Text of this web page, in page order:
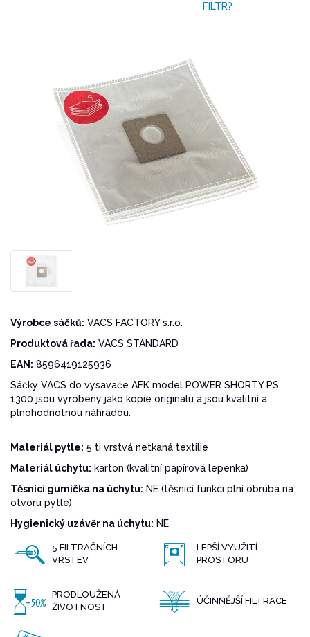
FILTR?
Výrobce sáčků: VACS FACTORY s.r.o.
Produktová řada: VACS STANDARD
EAN: 8596419125936
Sáčky VACS do vysavače AFK model POWER SHORTY PS
1300 jsou vyrobeny jako kopie originálu a jsou kvalitní a
plnohodnotnou náhradou.
Materiál pytle: 5 ti vrstvá netkaná textilie
Materiál úchytu: karton (kvalitní papírová lepenka)
Těsnící gumička na úchytu: NE (těsnící funkci plní obruba na
otvoru pytle)
Hygienický uzávěr na úchytu: NE
5 FILTRAČNÍCH
VRSTEV
LEPŠÍ VYUŽITÍ
PROSTORU
PRODLOUŽENÁ
ŽIVOTNOST
ÚČINNĚJŠÍ FILTRACE